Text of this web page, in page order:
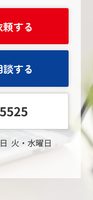
ション売却の
を検討し始め
いませんか。
域の市場動向
特化した不動
どうかで、価
会社がおすす
庄内通駅周辺
でも、庄内通
さと利便性
人気の街と
する
する
火・水曜日